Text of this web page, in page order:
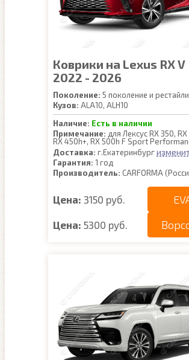
Коврики на Lexus RX V
2022 - 2026
Поколение: 5 поколение и
Кузов: ALA10, ALH10
Наличие: Есть в наличии
Примечание: для Лексус RX 350,
RX 450h+, RX 500h F Sport
Доставка: г.Екатеринбург
Гарантия: 1 год
Производитель: CARFORMA
Цена: 3150 руб.
Цена: 5300 руб.